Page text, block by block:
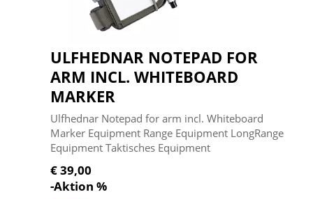
ULFHEDNAR NOTEPAD FOR
ARM INCL. WHITEBOARD
MARKER
Ulfhednar Notepad for arm incl. Whiteboard
Marker Equipment Range Equipment LongRange
Equipment Taktisches Equipment
€ 39,00
-Aktion %